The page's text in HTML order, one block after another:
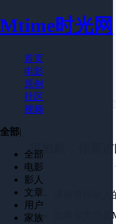
Mtime时光网
首页
电影
原创
社区
视频
全部|
全部
电影
影人
文章
用户
家族
很抱歉，你要
请检查你输入
如果你觉得